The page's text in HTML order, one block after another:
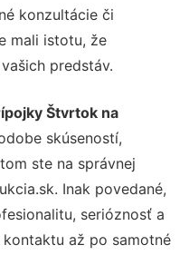
konzultácie či
mali istotu, že
predstáv.
Štvrtok na
skúseností,
ste na správnej
Inak povedané,
serióznosť a
až po samotné